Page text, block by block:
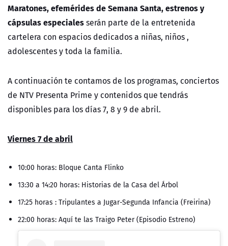
Maratones, efemérides de Semana Santa, estrenos y
cápsulas especialesserán parte de la entretenida
cartelera con espacios dedicados a niñas, niños ,
adolescentes y toda la familia.
A continuación te contamos de los programas, conciertos
de NTV Presenta Prime y contenidos que tendrás
disponibles para los días 7, 8 y 9 de abril.
Viernes 7 de abril
10:00 horas: Bloque Canta Flinko
13:30 a 14:20 horas: Historias de la Casa del Árbol
17:25 horas : Tripulantes a Jugar-Segunda Infancia (Freirina)
22:00 horas: Aquí te las Traigo Peter (Episodio Estreno)